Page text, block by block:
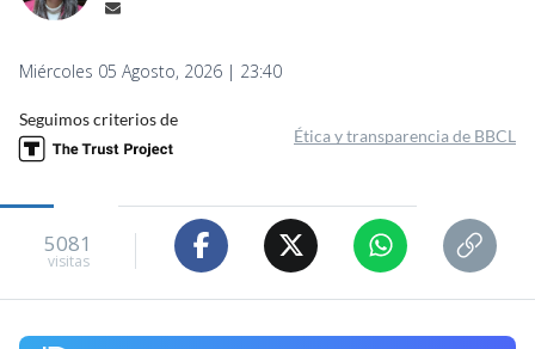
Miércoles 05 Agosto, 2026 | 23:40
Seguimos criterios de
Ética y transparencia de BBCL
5081
visitas